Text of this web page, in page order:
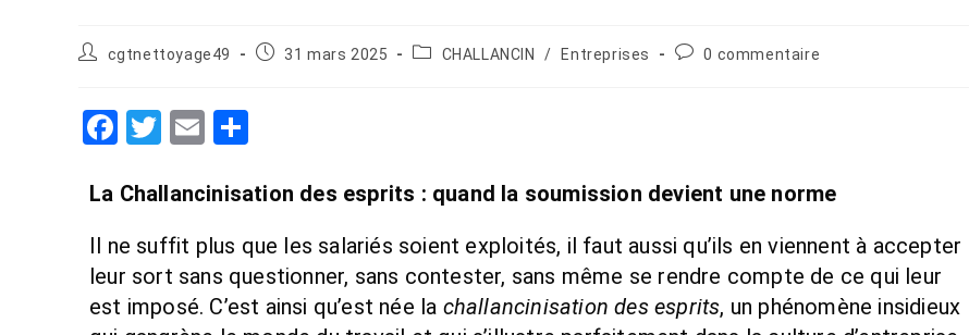
cgtnettoyage49 31 mars 2025 CHALLANCIN / Entreprises 0 commentaire
F
c
e
b
o
T
tt
er
E
ail ta
g
er
La Challancinisation des esprits : quand la soumission devient une norme
Il ne suffit plus que les salariés soient exploités, il faut aussi qu’ils en viennent à accepter
leur sort sans questionner, sans contester, sans même se rendre compte de ce qui leur
est imposé. C’est ainsi qu’est née la challancinisation des esprits, un phénomène insidieux